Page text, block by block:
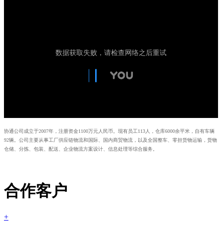
协通公司成立于2007年，注册资金1100万元人民币。现有员工113人，仓库6000余平米，自有车辆
92辆。公司主要从事工厂供应链物流和国际、国内商贸物流，以及全国整车、零担货物运输，货物
仓储、分拣、包装、配送、企业物流方案设计、信息处理等综合服务。
合作客户
+